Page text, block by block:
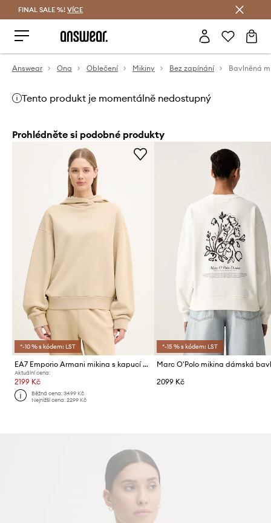
FINAL SALE %! VÍCE
Answear Ona Oblečení Mikiny Bez zapínání
Tento produkt je momentálně nedostupný
Prohlédněte si podobné produkty
*-10 % s kódem: LST
EA7 Emporio Armani mikina s kapucí dámská bavlněná
Aktuální cena:
2199 Kč
Běžná cena:3499 Kč
Nejnižší cena:2299 Kč
*-15 % s kódem: LST
Marc O'Polo mikina dámská
2099 Kč